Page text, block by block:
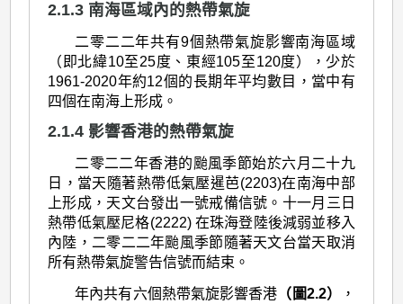
2.1.3 南海區域內的熱帶氣旋
二零二二年共有9個熱帶氣旋影響南海區域
（即北緯10至25度、東經105至120度），少於
1961-2020年約12個的長期年平均數目，當中有
四個在南海上形成。
2.1.4 影響香港的熱帶氣旋
二零二二年香港的颱風季節始於六月二十九
日，當天隨著熱帶低氣壓暹芭(2203)在南海中部
上形成，天文台發出一號戒備信號。十一月三日
熱帶低氣壓尼格(2222) 在珠海登陸後減弱並移入
內陸，二零二二年颱風季節隨著天文台當天取消
所有熱帶氣旋警告信號而結束。
年內共有六個熱帶氣旋影響香港 （圖2.2）
，